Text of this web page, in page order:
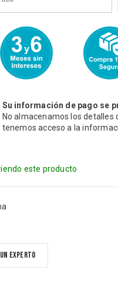
Su información de pago se
No almacenamos los detalles
tenemos acceso a la
este producto
experto